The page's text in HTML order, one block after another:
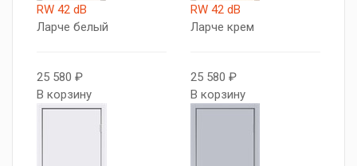
RW 42 dB
Ларче белый
25 580 ₽
В корзину
RW 42 dB
Ларче крем
25 580 ₽
В корзину